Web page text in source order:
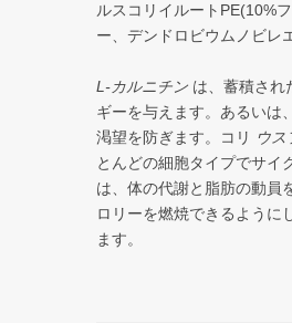
ルスコリイルートPE(10%
ー、デンドロビウムノビレ
L-カルニチン は、蓄積され
ギーを与えます。あるいは、
渇望を防ぎます。コリ ウス
とんどの細胞タイプでサイ
は、体の代謝と脂肪の動員
ロリーを燃焼できるように
ます。